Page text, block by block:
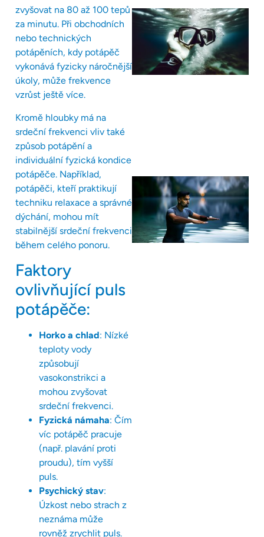
zvyšovat na 80 až 100 tepů
za minutu. Při obchodních
nebo technických
potápěních, kdy potápěč
vykonává fyzicky náročnější
úkoly, může frekvence
vzrůst ještě více.
Kromě hloubky má na
srdeční frekvenci vliv také
způsob potápění a
individuální fyzická kondice
potápěče. Například,
potápěči, kteří praktikují
techniku relaxace a správné
dýchání, mohou mít
stabilnější srdeční frekvenci
během celého ponoru.
Faktory
ovlivňující puls
potápěče:
Horko a chlad: Nízké
teploty vody
způsobují
vasokonstrikci a
mohou zvyšovat
srdeční frekvenci.
Fyzická námaha: Čím
víc potápěč pracuje
(např. plavání proti
proudu), tím vyšší
puls.
Psychický stav:
Úzkost nebo strach z
neznáma může
rovněž zrychlit puls.